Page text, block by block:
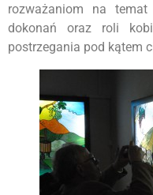
rozważaniom na temat
dokonań oraz roli
postrzegania pod kątem